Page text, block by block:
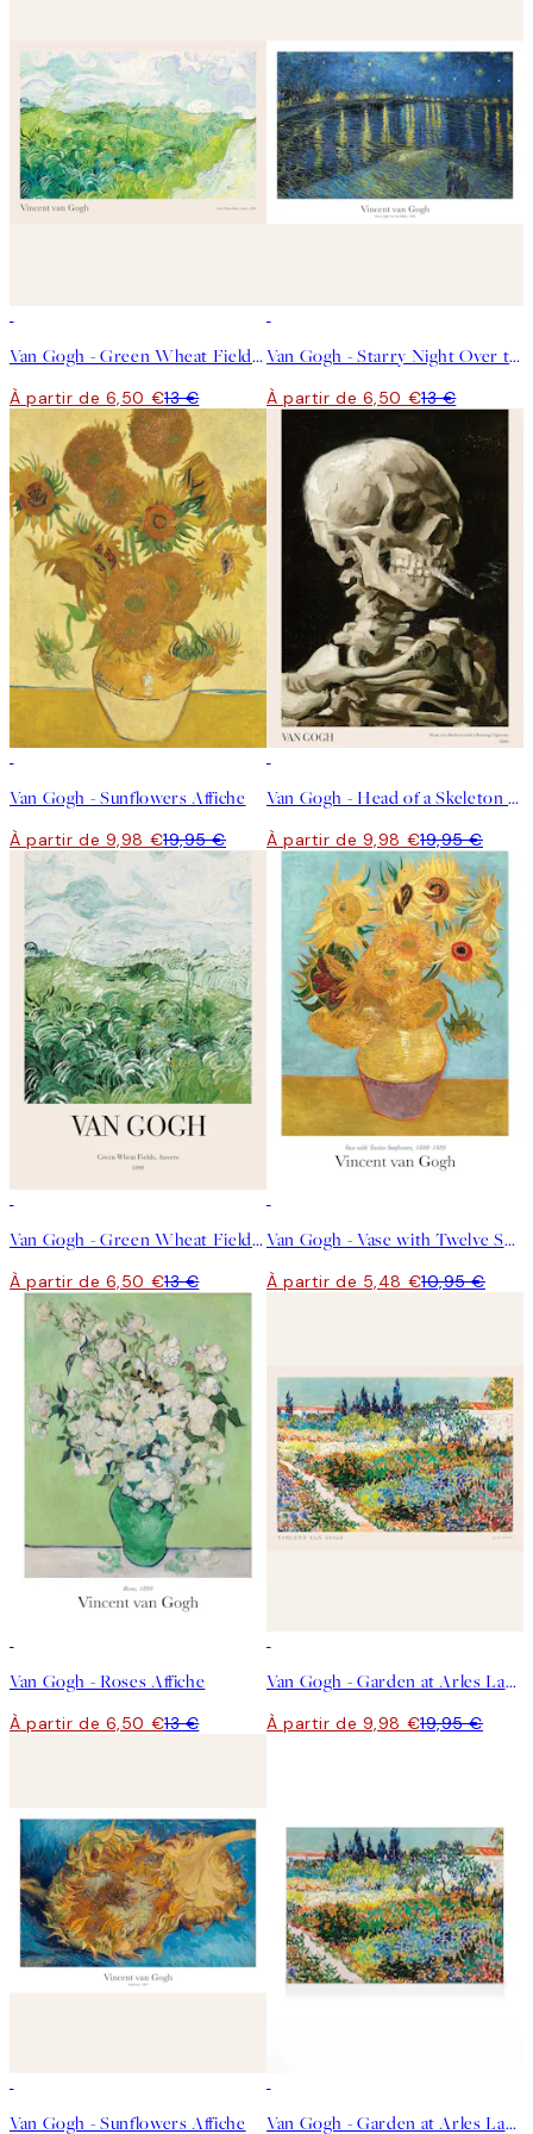
Van Gogh - Green Wheat Fields, Auvers Affiche
À partir de 6,50 €13 €
Van Gogh - Starry Night Over the Rhône Affiche
À partir de 6,50 €13 €
Van Gogh - Sunflowers Affiche
À partir de 9,98 €19,95 €
Van Gogh - Head of a Skeleton With a Burning Cigarette Affiche
À partir de 9,98 €19,95 €
Van Gogh - Green Wheat Fields, Auvers No2 Affiche
À partir de 6,50 €13 €
Van Gogh - Vase with Twelve Sunflowers Affiche
À partir de 5,48 €10,95 €
Van Gogh - Roses Affiche
À partir de 6,50 €13 €
Van Gogh - Garden at Arles Landscape Affiche
À partir de 9,98 €19,95 €
Van Gogh - Sunflowers Affiche Van Gogh - Garden at Arles Landscape Toile